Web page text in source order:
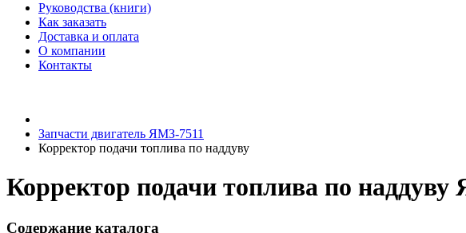
Руководства (книги)
Как заказать
Доставка и оплата
О компании
Контакты
Запчасти двигатель ЯМЗ-7511
Корректор подачи топлива по наддуву
Корректор подачи топлива по наддуву
Содержание каталога